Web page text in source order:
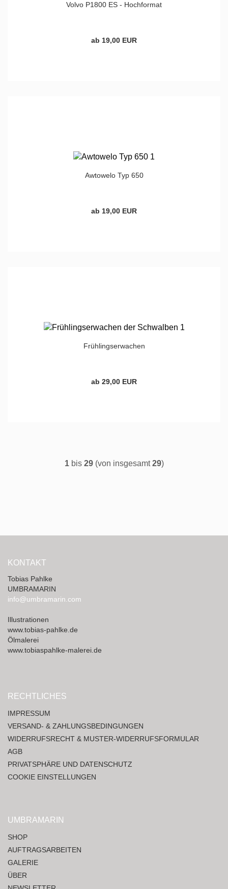
Volvo P1800 ES - Hochformat
ab 19,00 EUR
Awtowelo Typ 650
ab 19,00 EUR
Frühlingserwachen
ab 29,00 EUR
1bis 29(von insgesamt29)
KONTAKT
Tobias Pahlke
UMBRAMARIN
info@umbramarin.com
Illustrationen
www.tobias-pahlke.de
Ölmalerei
www.tobiaspahlke-malerei.de
RECHTLICHES
IMPRESSUM
VERSAND- & ZAHLUNGSBEDINGUNGEN
WIDERRUFSRECHT & MUSTER-WIDERRUFSFORMULAR
AGB
PRIVATSPHÄRE UND DATENSCHUTZ
COOKIE EINSTELLUNGEN
UMBRAMARIN
SHOP
AUFTRAGSARBEITEN
GALERIE
ÜBER